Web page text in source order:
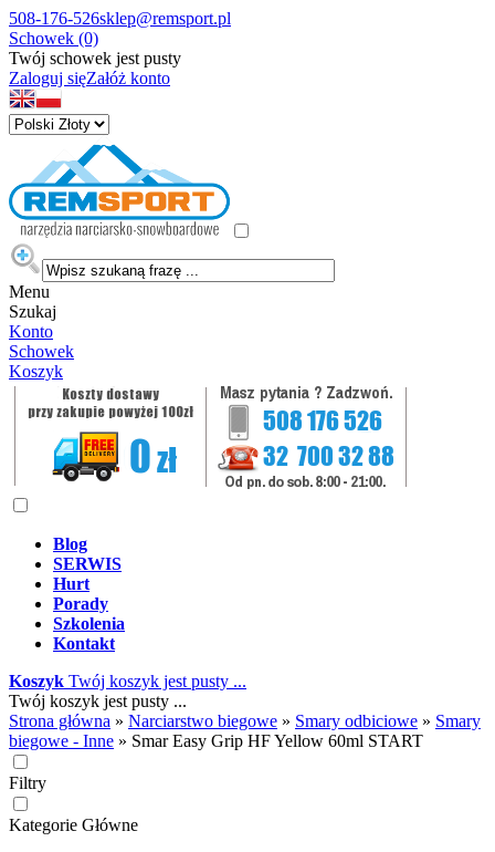
508-176-526sklep@remsport.pl
Schowek (0)
Twój schowek jest pusty
Zaloguj sięZałóż konto
Menu
Szukaj
Konto
Schowek
Koszyk
Blog
SERWIS
Hurt
Porady
Szkolenia
Kontakt
Koszyk Twój koszyk jest pusty ...
Twój koszyk jest pusty ...
Strona główna » Narciarstwo biegowe » Smary odbiciowe » Smary
biegowe - Inne » Smar Easy Grip HF Yellow 60ml START
Filtry
Kategorie Główne